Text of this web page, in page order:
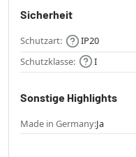
Sicherheit
Schutzart:
IP20
Schutzklasse:
I
Sonstige Highlights
Made in Germany:Ja